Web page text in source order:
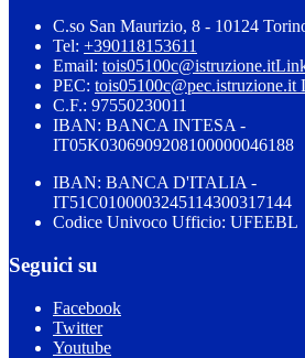
C.so San Maurizio, 8 - 10124
Tel: +390118153611
Email: tois05100c@istruzione.it
PEC: tois05100c@pec.istruzione.it
C.F.: 97550230011
IBAN: BANCA INTESA -
IT05K0306909208100000046188
IBAN: BANCA D'ITALIA -
IT51C0100003245114300317144
Codice Univoco Ufficio: UFEEBL
Seguici su
Facebook
Twitter
Youtube